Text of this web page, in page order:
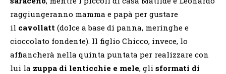
raggiungeranno mamma e papà per gustare
il cavollatt (dolce a base di panna, meringhe e
cioccolato fondente). Il figlio Chicco, invece, lo
affiancherà nella quinta puntata per realizzare con
lui la zuppa di lenticchie e mele, gli sformati di